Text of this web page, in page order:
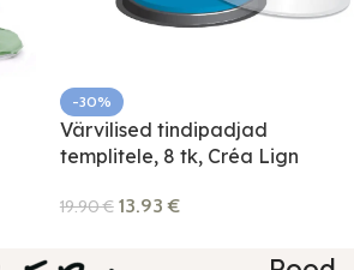
-30%
Värvilised tindipadjad
templitele, 8 tk, Créa Lign
19.90€ 13.93€